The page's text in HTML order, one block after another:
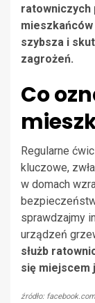
ratowniczych
szybsza i
zagrożeń.
Co
Regularne
kluczowe,
w domach
sprawdzajmy
urządzeń
służb
się miejscem
źródło: